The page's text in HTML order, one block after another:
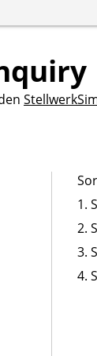
1.
2.
3.
4.